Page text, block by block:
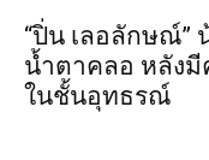
“ปิ่น เลอลักษณ์
น้ำตาคลอ หลังมี
ในชั้นอุทธรณ์